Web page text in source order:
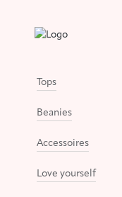
Tops
Beanies
Accessoires
Love yourself